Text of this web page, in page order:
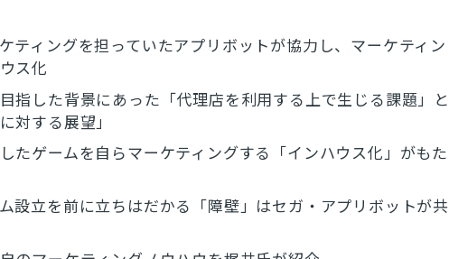
ティングを担っていたアプリボットが協力し、マーケティン
ス化
指した背景にあった「代理店を利用する上で生じる課題」と
対する展望」
たゲームを自らマーケティングする「インハウス化」がもた
設立を前に立ちはだかる「障壁」はセガ・アプリボットが共